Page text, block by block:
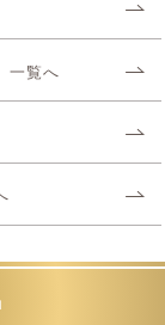
一覧へ